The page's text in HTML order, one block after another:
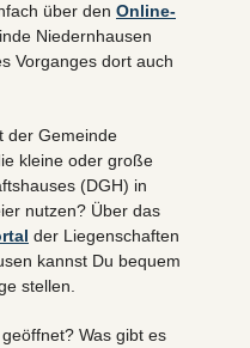
über den Online-
Niedernhausen
Vorganges dort auch
der Gemeinde
kleine oder große
(DGH) in
nutzen? Über das
der Liegenschaften
kannst Du bequem
stellen.
Was gibt es